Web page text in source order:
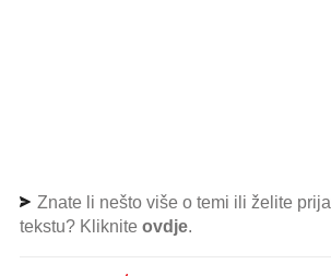
Znate li nešto više o temi ili želite
tekstu? Kliknite ovdje.